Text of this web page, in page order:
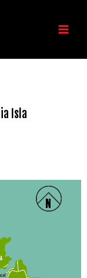
Isla